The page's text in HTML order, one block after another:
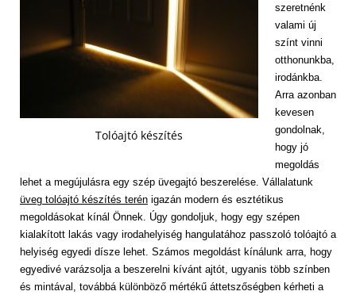
Tolóajtó készítés
szeretnénk
valami új
színt vinni
otthonunkba,
irodánkba.
Arra azonban
kevesen
gondolnak,
hogy jó
megoldás
lehet a megújulásra egy szép üvegajtó beszerelése. Vállalatunk
üveg tolóajtó készítés terén igazán modern és esztétikus
megoldásokat kínál Önnek. Úgy gondoljuk, hogy egy szépen
kialakított lakás vagy irodahelyiség hangulatához passzoló tolóajtó a
helyiség egyedi dísze lehet. Számos megoldást kínálunk arra, hogy
egyedivé varázsolja a beszerelni kívánt ajtót, ugyanis több színben
és mintával, továbbá különböző mértékű áttetszőségben kérheti a